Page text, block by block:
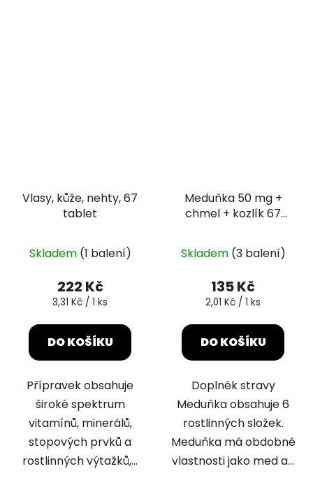
Vlasy, kůže, nehty, 67
tablet
Skladem (1 balení)
222 Kč
Měrná
3,31 Kč / 1 ks
DO KOŠÍKU
Přípravek obsahuje
široké spektrum
vitamínů, minerálů,
stopových prvků a
rostlinných výtažků,...
Meduňka 50 mg +
chmel + kozlík 67
Skladem (3 balení)
135 Kč
Měrná
2,01 Kč / 1 ks
DO KOŠÍKU
Doplněk stravy
Meduňka obsahuje 6
rostlinných složek.
Meduňka má obdobné
vlastnosti jako med a...